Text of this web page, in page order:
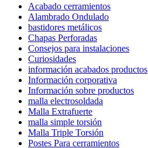
Acabado cerramientos
Alambrado Ondulado
bastidores metálicos
Chapas Perforadas
Consejos para instalaciones
Curiosidades
información acabados productos
Información corporativa
Información sobre productos
malla electrosoldada
Malla Extrafuerte
malla simple torsión
Malla Triple Torsión
Postes Para cerramientos